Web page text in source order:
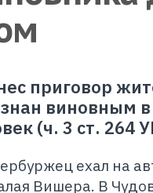
приговор
виновным
(ч. 3 ст. 264
ехал на
Вишера. В